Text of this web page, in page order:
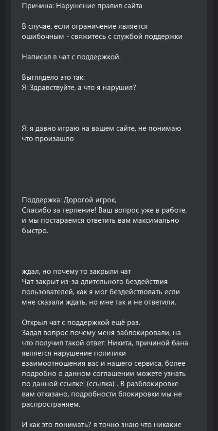
Причина: Нарушение правил сайта
В случае, если ограничение является
ошибочным - свяжитесь с службой поддержки
Написал в чат с поддержкой.
Выглядело это так:
Я: Здравствуйте, а что я нарушил?
Я: я давно играю на вашем сайте, не понимаю
что произашло
Поддержка: Дорогой игрок,
Спасибо за терпение! Ваш вопрос уже в работе,
и мы постараемся ответить вам максимально
быстро.
ждал, но почему то закрыли чат
Чат закрыт из-за длительного бездействия
пользователей, как я мог бездействовать если
мне сказали ждать, но мне так и не ответили.
Открыл чат с поддержкой ещё раз.
Задал вопрос почему меня заблокировали, на
что получил такой ответ: Никита, причиной бана
является нарушение политики
взаимоотношения вас и нашего сервиса, более
подробно о данном соглашении можете узнать
по данной ссылке: (ссылка) . В разблокировке
вам отказано, подробности блокировки мы не
распространяем.
И как это понимать? я точно знаю что никакие